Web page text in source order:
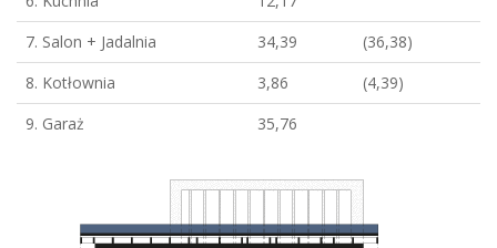
7. Salon + Jadalnia
34,39
(36,38)
8. Kotłownia
3,86
(4,39)
9. Garaż
35,76